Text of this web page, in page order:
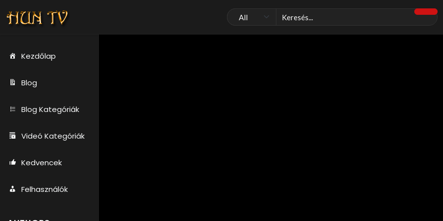
Kezdőlap
Blog
Blog Kategóriák
Videó Kategóriák
Kedvencek
Felhasználók